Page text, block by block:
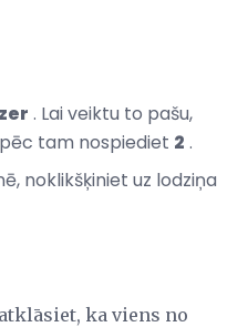
. Lai veiktu to pašu,
tam nospiediet 2 .
noklikšķiniet uz lodziņa
ka viens no